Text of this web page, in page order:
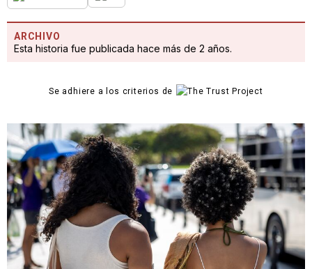
ARCHIVO
Esta historia fue publicada hace más de 2 años.
Se adhiere a los criterios de